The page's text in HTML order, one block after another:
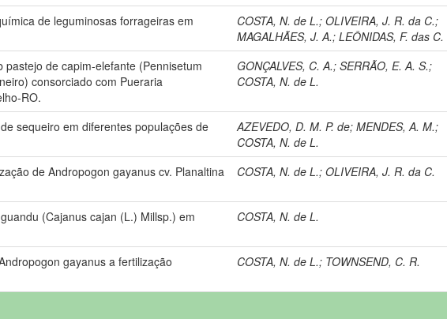
de leguminosas forrageiras em
COSTA, N. de L.;OLIVEIRA, J. R. da C.;
MAGALHÃES, J. A.;LEÔNIDAS, F. das C.
pastejo de capim-elefante (Pennisetum
consorciado com Pueraria
RO.
GONÇALVES, C. A.;SERRÃO, E. A. S.;
COSTA, N. de L.
sequeiro em diferentes populações de
AZEVEDO, D. M. P. de;MENDES, A. M.;
COSTA, N. de L.
de Andropogon gayanus cv. Planaltina
COSTA, N. de L.;OLIVEIRA, J. R. da C.
(Cajanus cajan (L.) Millsp.) em
COSTA, N. de L.
gayanus a fertilização
COSTA, N. de L.; TOWNSEND, C. R.